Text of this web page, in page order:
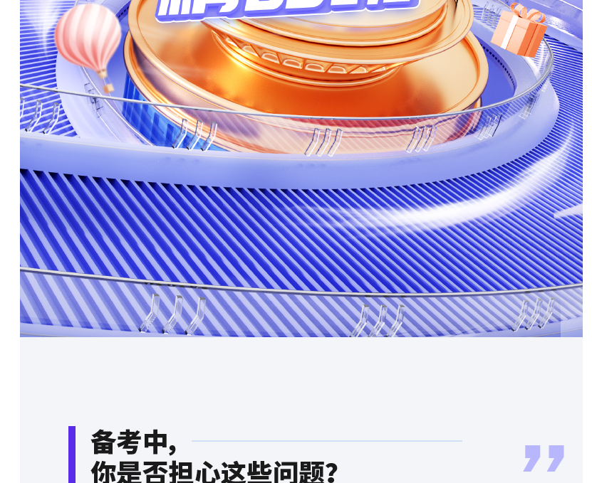
180****4261 刚刚购买了该课程
144****2334 刚刚购买了该课程
141****5773 刚刚购买了该课程